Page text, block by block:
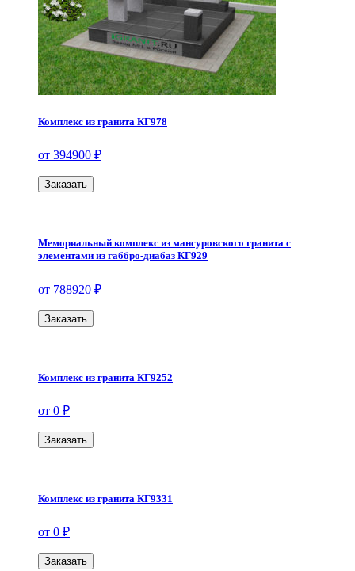
Комплекс из гранита КГ978
от 394900 ₽
Заказать
Мемориальный комплекс из мансуровского гранита с
элементами из габбро-диабаз КГ929
от 788920 ₽
Заказать
Комплекс из гранита КГ9252
от 0 ₽
Заказать
Комплекс из гранита КГ9331
от 0 ₽
Заказать